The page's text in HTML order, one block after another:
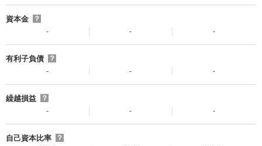
資本金
？
-
- -
有利子負債
？
-
- -
繰越損益
？
-
- -
自己資本比率
？